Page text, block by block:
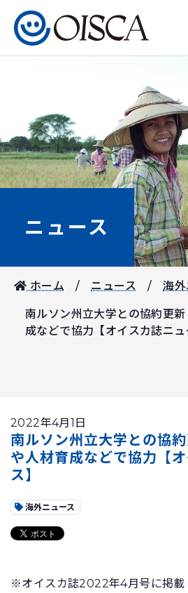
ニュース
ホーム ニュース 海外
南ルソン州立大学との協約更
成などで協力【オイスカ誌ニュ
2022年4月1日
南ルソン州立大学との協
や人材育成などで協力【
ス】
海外ニュース
※オイスカ誌2022年4月号に掲載